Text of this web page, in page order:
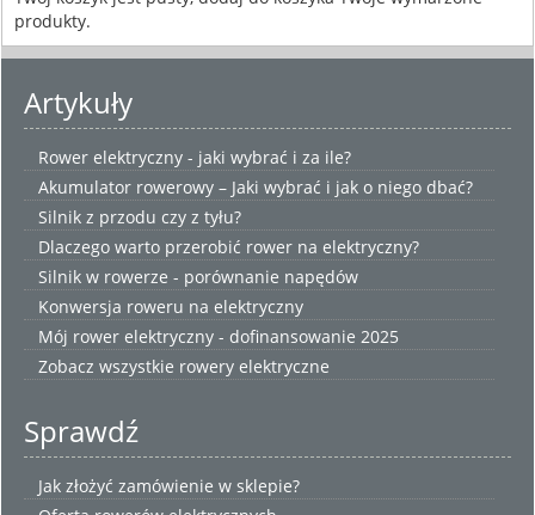
produkty.
Artykuły
Rower elektryczny - jaki wybrać i za ile?
Akumulator rowerowy – Jaki wybrać i jak o niego dbać?
Silnik z przodu czy z tyłu?
Dlaczego warto przerobić rower na elektryczny?
Silnik w rowerze - porównanie napędów
Konwersja roweru na elektryczny
Mój rower elektryczny - dofinansowanie 2025
Zobacz wszystkie rowery elektryczne
Sprawdź
Jak złożyć zamówienie w sklepie?